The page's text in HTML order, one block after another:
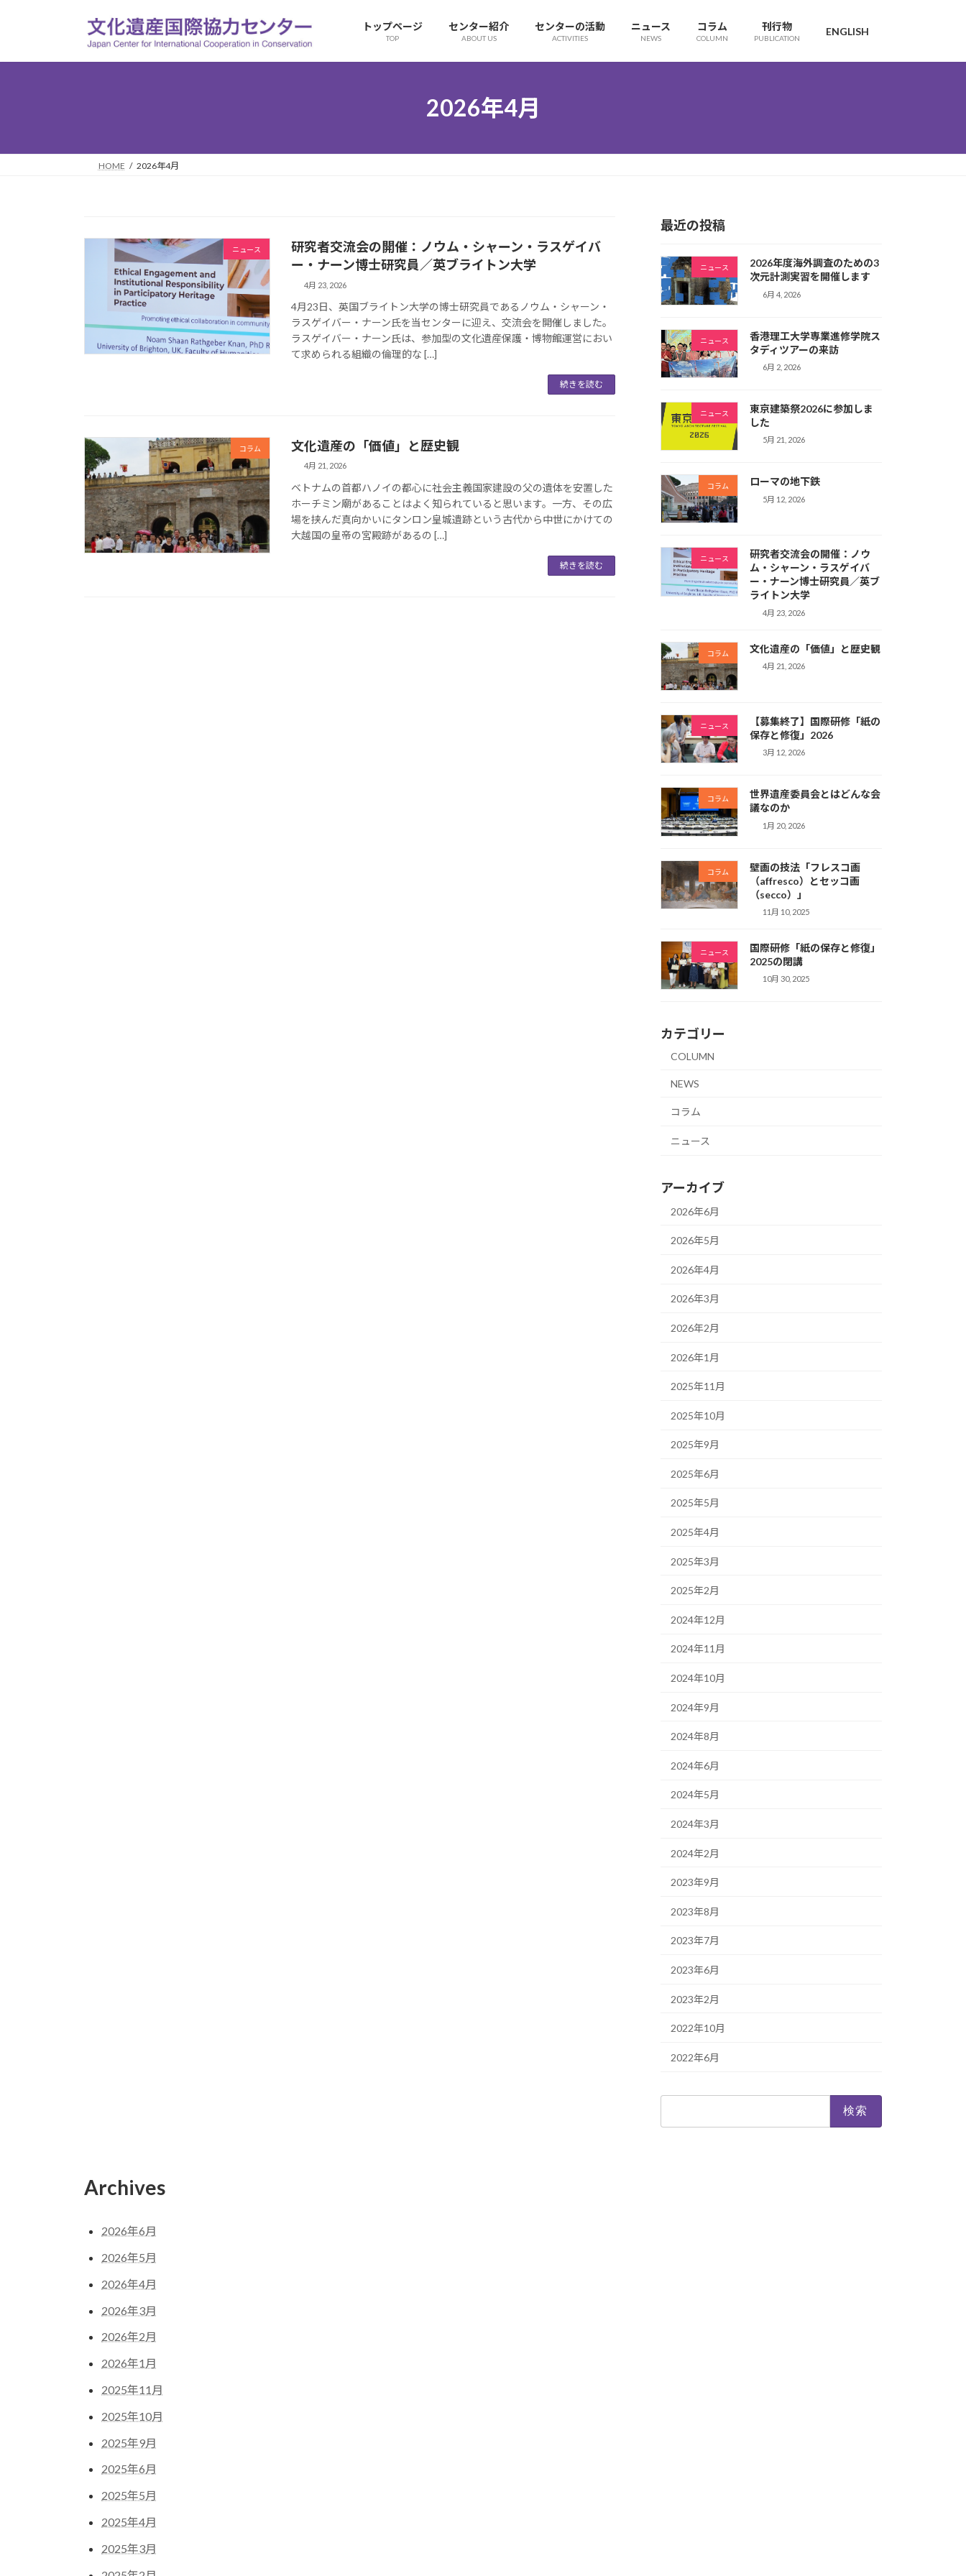
ン
ー
トップページ
TOP
センター紹介
ABOUT US
センターの活動
ACTIVITIES
ニュース
NEWS
コラム
COLUMN
刊行物
PUBLICATION
ENGLISH
2026年4月
HOME 2026年4月
ニュース
研究者交流会の開催：ノウム・シャーン・ラスゲイバ
ー・ナーン博士研究員／英ブライトン大学
4月 23, 2026
4月23日、英国ブライトン大学の博士研究員であるノウム・シャーン・
ラスゲイバー・ナーン氏を当センターに迎え、交流会を開催しました。
ラスゲイバー・ナーン氏は、参加型の文化遺産保護・博物館運営におい
て求められる組織の倫理的な […]
続きを読む
コラム 文化遺産の「価値」と歴史観
4月 21, 2026
ベトナムの首都ハノイの都心に社会主義国家建設の父の遺体を安置した
ホーチミン廟があることはよく知られていると思います。一方、その広
場を挟んだ真向かいにタンロン皇城遺跡という古代から中世にかけての
大越国の皇帝の宮殿跡があるの […]
続きを読む
最近の投稿
ニュース
2026年度海外調査のための3
次元計測実習を開催します
6月 4, 2026
ニュース
香港理工大学専業進修学院ス
タディツアーの来訪
6月 2, 2026
ニュース
東京建築祭2026に参加しま
した
5月 21, 2026
コラム ローマの地下鉄
5月 12, 2026
ニュース
研究者交流会の開催：ノウ
ム・シャーン・ラスゲイバ
ー・ナーン博士研究員／英ブ
ライトン大学
4月 23, 2026
コラム 文化遺産の「価値」と歴史観
4月 21, 2026
ニュース
【募集終了】国際研修「紙の
保存と修復」2026
3月 12, 2026
コラム
世界遺産委員会とはどんな会
議なのか
1月 20, 2026
コラム
壁画の技法「フレスコ画
（affresco）とセッコ画
（secco）」
11月 10, 2025
ニュース
国際研修「紙の保存と修復」
2025の閉講
10月 30, 2025
カテゴリー
COLUMN
NEWS
コラム
ニュース
アーカイブ
2026年6月
2026年5月
2026年4月
2026年3月
2026年2月
2026年1月
2025年11月
2025年10月
2025年9月
2025年6月
2025年5月
2025年4月
2025年3月
2025年2月
2024年12月
2024年11月
2024年10月
2024年9月
2024年8月
2024年6月
2024年5月
2024年3月
2024年2月
2023年9月
2023年8月
2023年7月
2023年6月
2023年2月
2022年10月
2022年6月
Archives
2026年6月
2026年5月
2026年4月
2026年3月
2026年2月
2026年1月
2025年11月
2025年10月
2025年9月
2025年6月
2025年5月
2025年4月
2025年3月